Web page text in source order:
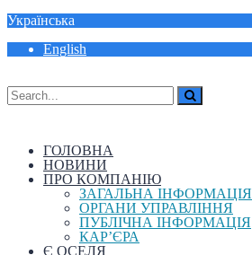
Українська
English
ГОЛОВНА
НОВИНИ
ПРО КОМПАНІЮ
ЗАГАЛЬНА ІНФОРМАЦІЯ
ОРГАНИ УПРАВЛІННЯ
ПУБЛІЧНА ІНФОРМАЦІЯ
КАР’ЄРА
Є ОСЕЛЯ